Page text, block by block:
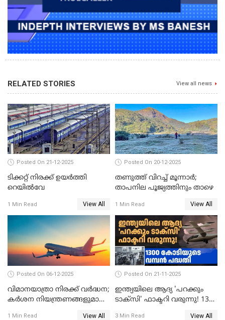
RELATED STORIES View all news
Posted On 21-12-2025
ടിക്കറ്റ് നിരക്ക് ഉയർത്തി
റെയില്‍വേ
1 Min Read View All
Posted On 20-12-2025
തണുത്ത് വിറച്ച് മൂന്നാർ;
താപനില പൂജ്യത്തിനും താഴെ
1 Min Read View All
Posted On 06-12-2025
വിമാനയാത്രാ നിരക്ക് വർദ്ധന;
കർശന നിയന്ത്രണങ്ങളുമായി
1 Min Read View All
Posted On 21-11-2025
ഇന്ത്യയിലെ ആദ്യ 'പറക്കും
ടാക്സി' ഫാക്ടറി വരുന്നു! 1300
3 Min Read View All